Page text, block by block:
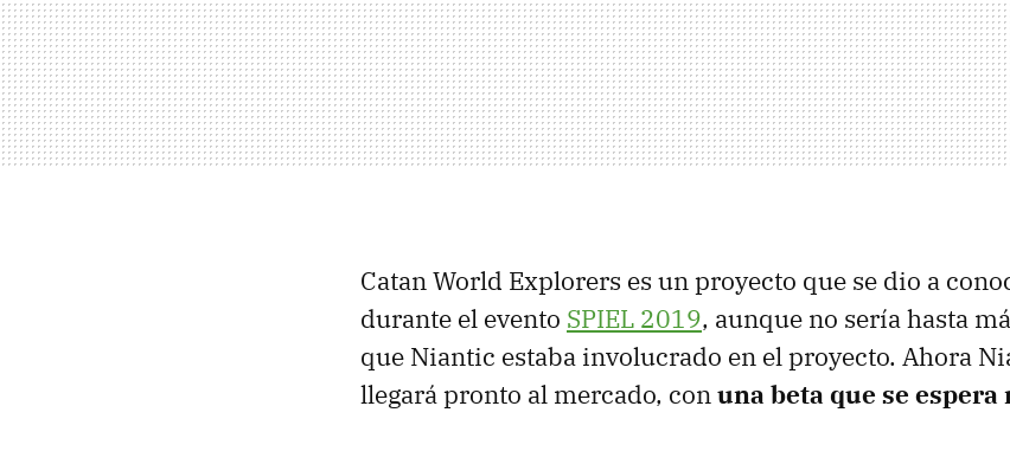
Catan World Explorers es un proyecto que se dio a
durante el evento SPIEL 2019, aunque no sería hasta
que Niantic estaba involucrado en el proyecto. Ahora
llegará pronto al mercado, conuna beta que se